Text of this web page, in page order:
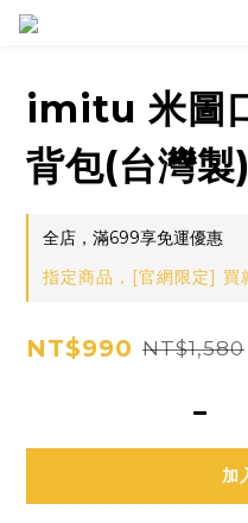
imitu 米圖
背包(台灣製
全店，滿699享免運優惠
指定商品，[官網限定] 買
NT$990 NT$1,580
加